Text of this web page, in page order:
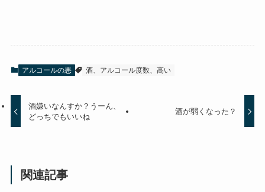
アルコールの悪 酒、アルコール度数、高い
酒嫌いなんすか？うーん、
どっちでもいいね
酒が弱くなった？
関連記事